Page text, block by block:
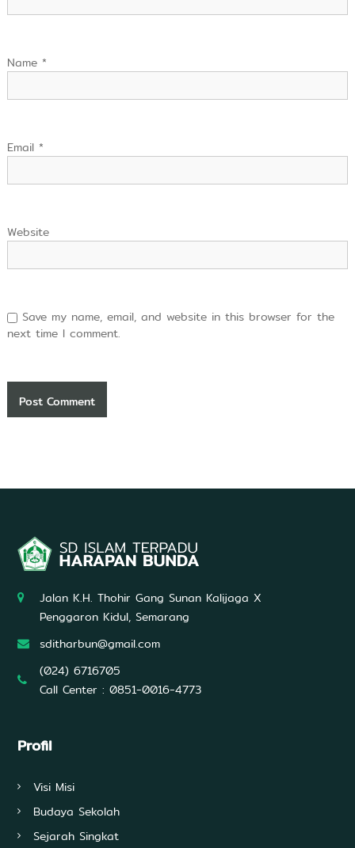
Name *
Email *
Website
Save my name, email, and website in this browser for the
next time I comment.
Jalan K.H. Thohir Gang Sunan Kalijaga X
Penggaron Kidul, Semarang
sditharbun@gmail.com
(024) 6716705
Call Center : 0851-0016-4773
Profil
Visi Misi
Budaya Sekolah
Sejarah Singkat